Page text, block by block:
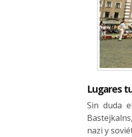
Lugares
Sin duda
nazi y